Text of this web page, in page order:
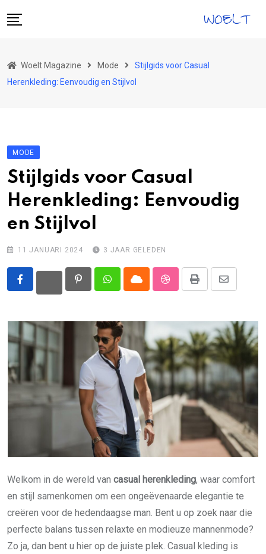
to
Gezondheid
Tech
Ontwikkeling
Mode
Woelt Magazine Mode
Stijlgids voor Casual
Herenkleding: Eenvoudig en Stijlvol
MODE
Stijlgids voor Casual
Herenkleding: Eenvoudig
en Stijlvol
11 JANUARI 2024 3 JAAR GELEDEN
PinterestWhatsappCloud StumbleUpon
Print
Share
Email
Welkom in de wereld van casual herenkleding, waar comfort
en stijl samenkomen om een ongeëvenaarde elegantie te
creëren voor de hedendaagse man. Bent u op zoek naar die
perfecte balans tussen relaxte en modieuze mannenmode?
Zo ja, dan bent u hier op de juiste plek. Casual kleding is